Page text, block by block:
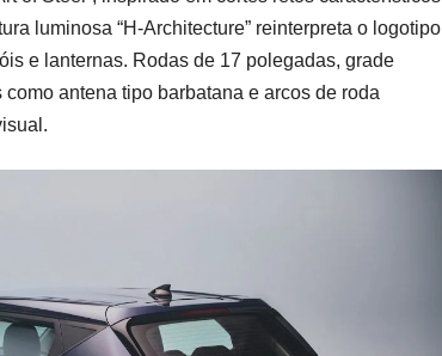
luminosa “H-Architecture” reinterpreta o logotipo
e lanternas. Rodas de 17 polegadas, grade
antena tipo barbatana e arcos de roda